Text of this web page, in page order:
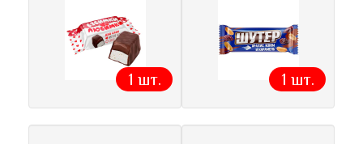
1 шт. 1 шт.